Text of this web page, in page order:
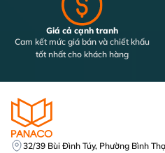
Giá cả cạnh tranh
Cam kết mức giá bán và chiết khấu
tốt nhất cho khách hàng
32/39 Bùi Đình Túy, Phường Bình